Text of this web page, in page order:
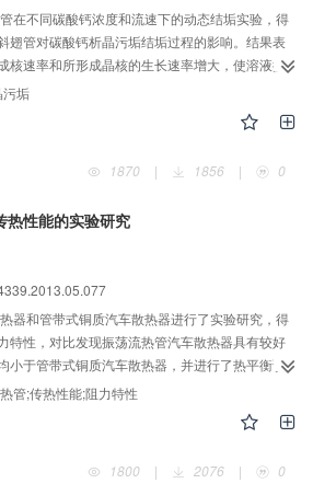
在不同碳酸钙浓度和流速下的动态结垢实验，得
翅管对碳酸钙析晶污垢结垢过程的影响。结果表
核速率和所形成晶核的生长速率增大，使溶液换
成垢离子浓度均增大，前者使更多的污垢附着换
率和生长速率增大。流速增大使光管表面形成的
减少而诱导期延长；使锯齿斜翅管初始成核增
和污垢热阻减小。锯齿斜翅管在清洁状态和结垢
换热系数、更小的污垢热阻，尽管结垢量略多。
污垢
1870
| 1856 | 0
热性能的实验研究
器和管带式铜质汽车散热器进行了实验研究，得
特性，对比发现振荡流热管汽车散热器具有较好
小于管带式铜质汽车散热器，并进行了热平衡误
车散热器有一定的指导意义。
管;传热性能;阻力特性
1800
| 2076 | 0